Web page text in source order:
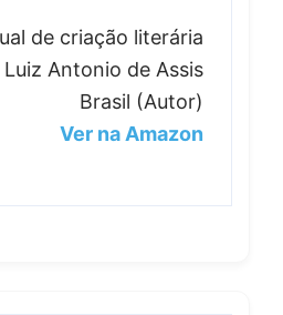
de criação literária
Antonio de Assis
Brasil (Autor)
Ver na Amazon